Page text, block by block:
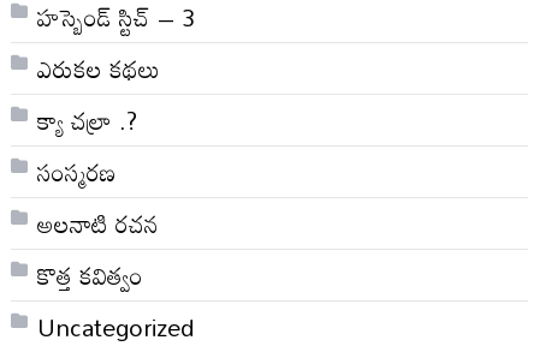
హస్బెండ్ స్టిచ్ – 3
ఎరుకల కథలు
క్యా చల్రా .?
సంస్మరణ
అలనాటి రచన
కొత్త కవిత్వం
Uncategorized